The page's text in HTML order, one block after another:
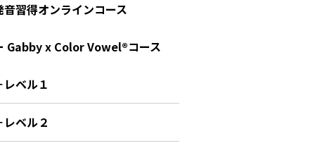
音習得オンラインコース
Gabby x Color Vowel®︎コース
レベル１
レベル２